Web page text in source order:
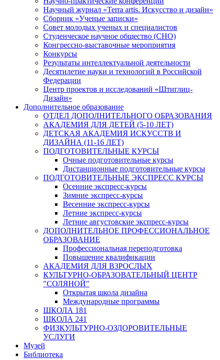
Научный журнал «Terra artis. Искусство и дизайн»
Сборник «Ученые записки»
Совет молодых ученых и специалистов
Студенческое научное общество (СНО)
Конгрессно-выставочные мероприятия
Конкурсы
Результаты интеллектуальной деятельности
Десятилетие науки и технологий в Российской
Федерации
Центр проектов и исследований «Штиглиц-
Дизайн»
Дополнительное образование
ОТДЕЛ ДОПОЛНИТЕЛЬНОГО ОБРАЗОВАНИЯ
АКАДЕМИЯ ДЛЯ ДЕТЕЙ (5-10 ЛЕТ)
ДЕТСКАЯ АКАДЕМИЯ ИСКУССТВ И
ДИЗАЙНА (11-16 ЛЕТ)
ПОДГОТОВИТЕЛЬНЫЕ КУРСЫ
Очные подготовительные курсы
Дистанционные подготовительные курсы
ПОДГОТОВИТЕЛЬНЫЕ ЭКСПРЕСС КУРСЫ
Осенние экспресс-курсы
Зимние экспресс-курсы
Весенние экспресс-курсы
Летние экспресс-курсы
Летние августовские экспресс-курсы
ДОПОЛНИТЕЛЬНОЕ ПРОФЕССИОНАЛЬНОЕ
ОБРАЗОВАНИЕ
Профессиональная переподготовка
Повышение квалификации
АКАДЕМИЯ ДЛЯ ВЗРОСЛЫХ
КУЛЬТУРНО-ОБРАЗОВАТЕЛЬНЫЙ ЦЕНТР
"СОЛЯНОЙ"
Открытая школа дизайна
Международные программы
ШКОЛА 181
ШКОЛА 241
ФИЗКУЛЬТУРНО-ОЗДОРОВИТЕЛЬНЫЕ
УСЛУГИ
Музей
Библиотека